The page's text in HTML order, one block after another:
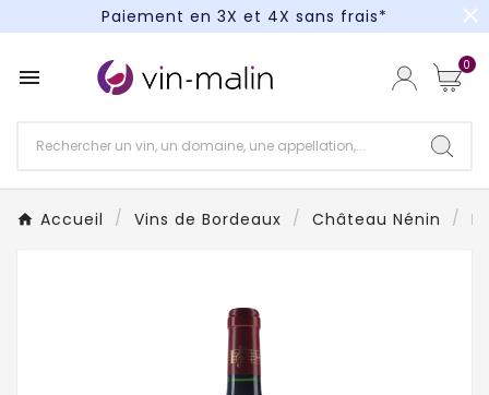
Paiement en 3X et 4X sans frais*
Paiement en 3X et 4X sans frais*
close
 0
Accueil Vins de Bordeaux Château Nénin